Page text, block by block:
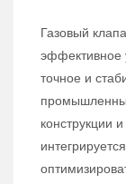
Газовый
эффективное
точное и
конструкции